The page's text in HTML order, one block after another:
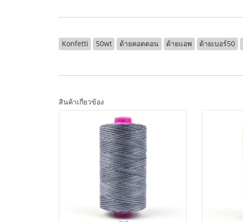
Konfetti 50wt ด้ายคอตตอน ด้ายแอพ ด้ายเบอร์50
สินค้าเกี่ยวข้อง